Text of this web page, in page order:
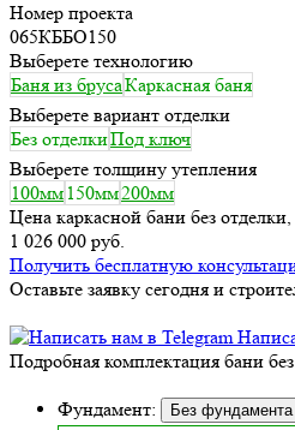
Номер проекта
065КББО150
Выберете технологию
Баня из брусаКаркасная баня
Выберете вариант отделки
Без отделкиПод ключ
Выберете толщину утепления
100мм 150мм200мм
Цена каркасной бани без
1 026 000 руб.
Получить бесплатную
Оставьте заявку сегодня и
Подробная комплектация бани
Фундамент: Без фундамента